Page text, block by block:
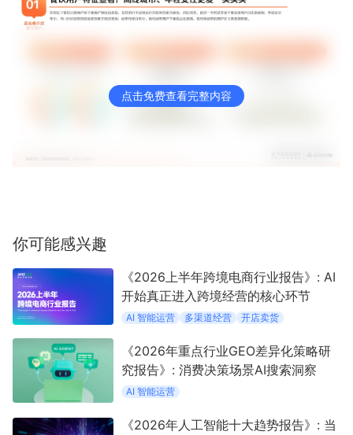
点击免费查看完整内容
你可能感兴趣
《2026上半年跨境电商行业报告》: AI
开始真正进入跨境经营的核心环节
AI 智能运营 多渠道经营 开店卖货
《2026年重点行业GEO差异化策略研
究报告》: 消费决策场景AI搜索洞察
AI 智能运营
《2026年人工智能十大趋势报告》: 当